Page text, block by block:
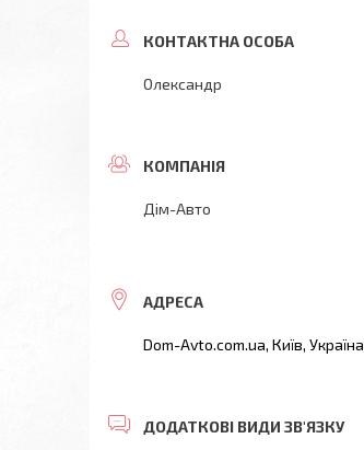
Олександр
Дім-Авто
Dom-Avto.com.ua, Київ, Україна